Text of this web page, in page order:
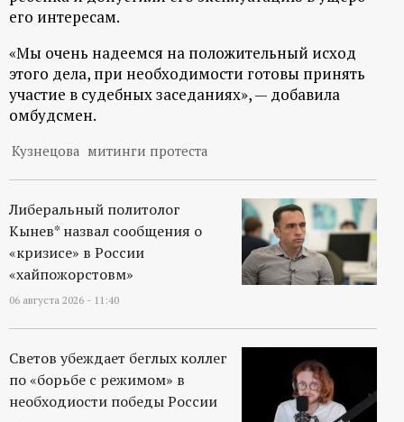
р
т
а
л
его интересам.
«Мы очень надеемся на положительный исход
этого дела, при необходимости готовы принять
участие в судебных заседаниях», — добавила
омбудсмен.
Кузнецова митинги протеста
Либеральный политолог
Кынев* назвал сообщения о
«кризисе» в России
«хайпожорстовм»
06 августа 2026 - 11:40
Светов убеждает беглых коллег
по «борьбе с режимом» в
необходиости победы России